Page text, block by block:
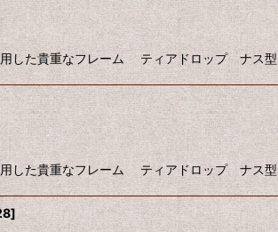
用した貴重なフレーム ティアドロップ ナス型
用した貴重なフレーム ティアドロップ ナス型
]